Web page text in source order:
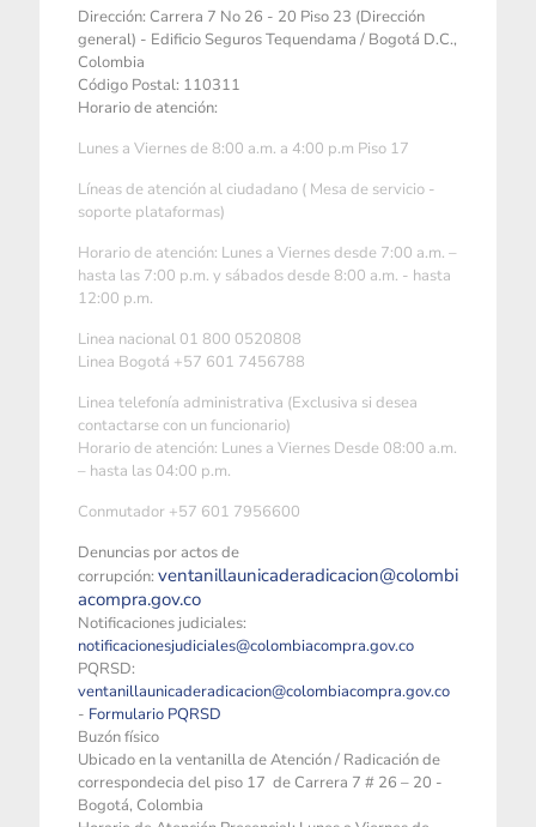
Dirección: Carrera 7 No 26 - 20 Piso 23 (Dirección
general) - Edificio Seguros Tequendama / Bogotá D.C.,
Colombia
Código Postal: 110311
Horario de atención:
Lunes a Viernes de 8:00 a.m. a 4:00 p.m Piso 17
Líneas de atención al ciudadano ( Mesa de servicio -
soporte plataformas)
Horario de atención: Lunes a Viernes desde 7:00 a.m. –
hasta las 7:00 p.m. y sábados desde 8:00 a.m. - hasta
12:00 p.m.
Linea nacional 01 800 0520808
Linea Bogotá +57 601 7456788
Linea telefonía administrativa (Exclusiva si desea
contactarse con un funcionario)
Horario de atención: Lunes a Viernes Desde 08:00 a.m.
– hasta las 04:00 p.m.
Conmutador +57 601 7956600
Denuncias por actos de
corrupción: ventanillaunicaderadicacion@colombi
acompra.gov.co
Notificaciones judiciales:
notificacionesjudiciales@colombiacompra.gov.co
PQRSD:
ventanillaunicaderadicacion@colombiacompra.gov.co
- Formulario PQRSD
Buzón físico
Ubicado en la ventanilla de Atención / Radicación de
correspondecia del piso 17 de Carrera 7 # 26 – 20 -
Bogotá, Colombia